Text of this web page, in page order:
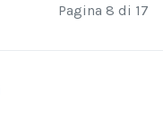
Pagina 8 di 17